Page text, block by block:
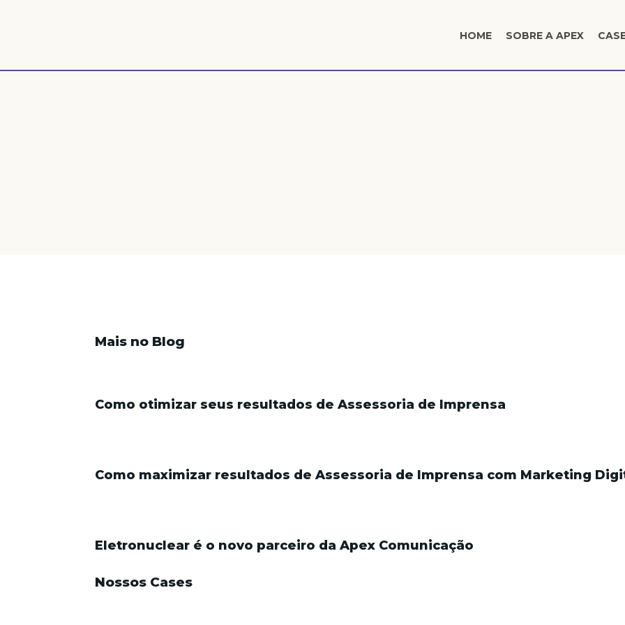
HOME SOBRE A APEX
Mais no Blog
Como otimizar seus resultados de Assessoria de Imprensa
Como maximizar resultados de Assessoria de Imprensa com Marketing
Eletronuclear é o novo parceiro da Apex Comunicação
Nossos Cases